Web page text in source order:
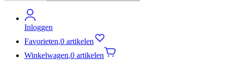
Inloggen
Favorieten,0 artikelen
Winkelwagen,0 artikelen